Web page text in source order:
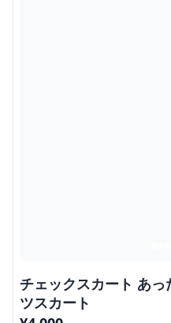
チェックスカート あ
ツスカート